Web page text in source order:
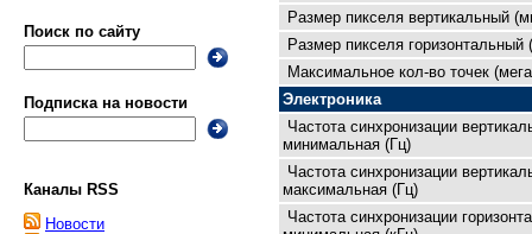
Поиск по сайту
Подписка на новости
Каналы RSS
Новости
Размер пикселя вертикальный
Размер пикселя горизонтальный
Максимальное кол-во точек
Электроника
Частота синхронизации
минимальная (Гц)
Частота синхронизации
максимальная (Гц)
Частота синхронизации